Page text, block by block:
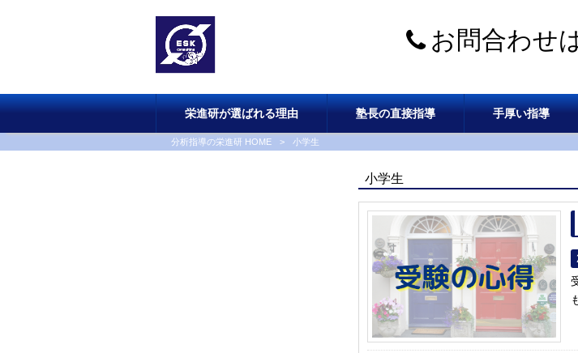
お問合わせ
栄進研が選ばれる理由 塾長の直接指導 手厚い指導
分析指導の栄進研 HOME > 小学生
小学生